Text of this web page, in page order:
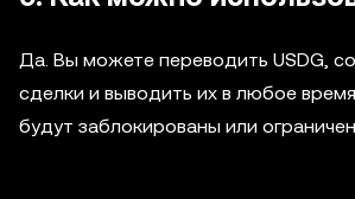
Да. Вы можете переводить USDG,
сделки и выводить их в любое
будут заблокированы или